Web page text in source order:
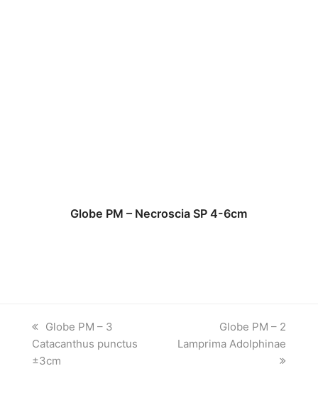
Globe PM – Necroscia SP 4-6cm
previous
post:
Globe PM – 3
Catacanthus punctus
±3cm
next
post:
Globe PM – 2
Lamprima Adolphinae